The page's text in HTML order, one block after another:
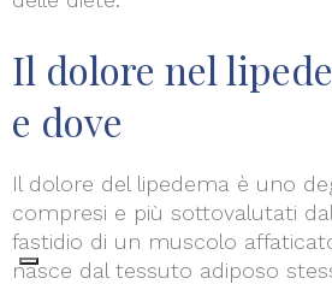
Il dolore nel
e dove
Il dolore del lipedema è uno
compresi e più sottovalutati
fastidio di un muscolo
nasce dal tessuto adiposo